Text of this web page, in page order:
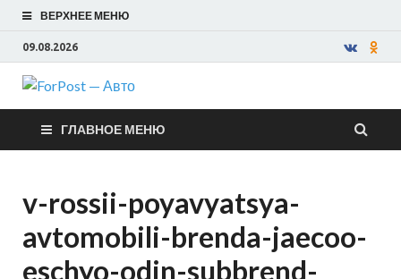
ВЕРХНЕЕ МЕНЮ
09.08.2026
ForPost —
Авто
ГЛАВНОЕ МЕНЮ
v-rossii-poyavyatsya-
avtomobili-brenda-jaecoo-
eschyo-odin-subbrend-